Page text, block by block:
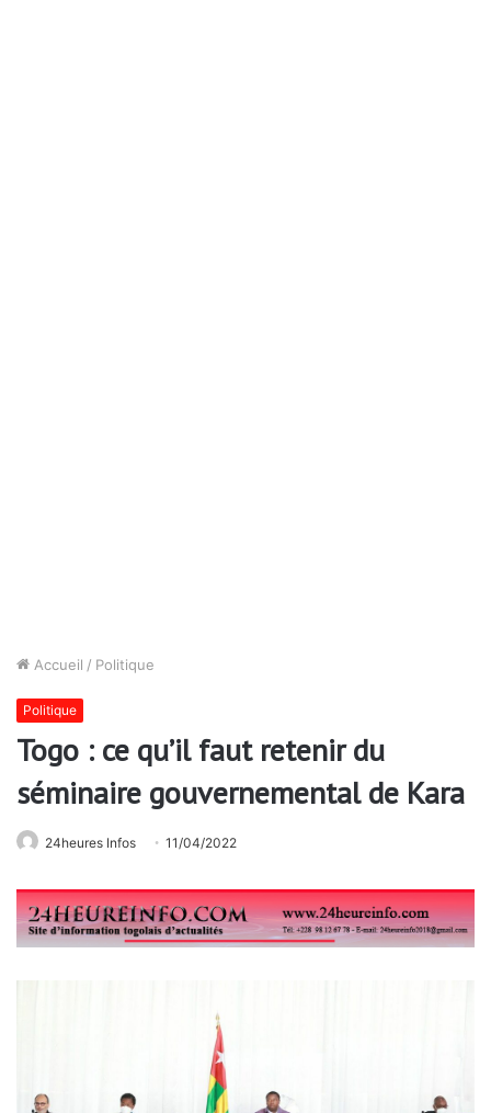
Accueil / Politique
Politique
Togo : ce qu’il faut retenir du
séminaire gouvernemental de Kara
24heures Infos 11/04/2022